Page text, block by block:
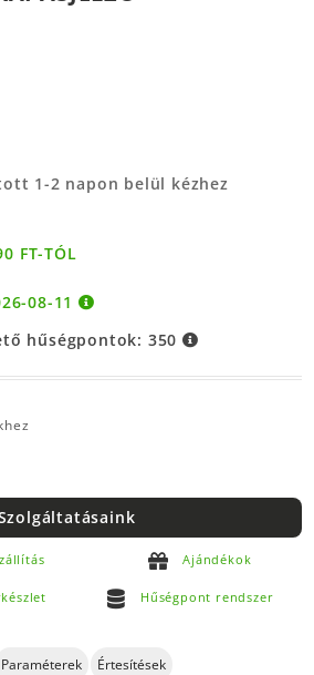
1-2 napon belül kézhez
FT-TÓL
08-11
hűségpontok: 350
Ajándékok
Hűségpont rendszer
Paraméterek Értesítések